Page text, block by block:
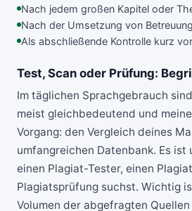
Nach jedem großen Kapitel oder
Nach der Umsetzung von
Als abschließende Kontrolle kurz
Test, Scan oder Prüfung:
Im täglichen Sprachgebrauch
meist gleichbedeutend und
Vorgang: den Vergleich deines
umfangreichen Datenbank. Es ist
einen Plagiat-Tester, einen
Plagiatsprüfung suchst. Wichtig
Volumen der abgefragten